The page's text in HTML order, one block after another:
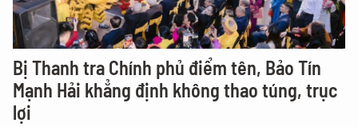
Bị Thanh tra Chính phủ điểm tên, Bảo Tín
Mạnh Hải khẳng định không thao túng, trục
lợi